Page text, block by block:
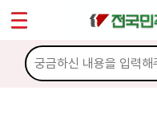
마이페이지
소개